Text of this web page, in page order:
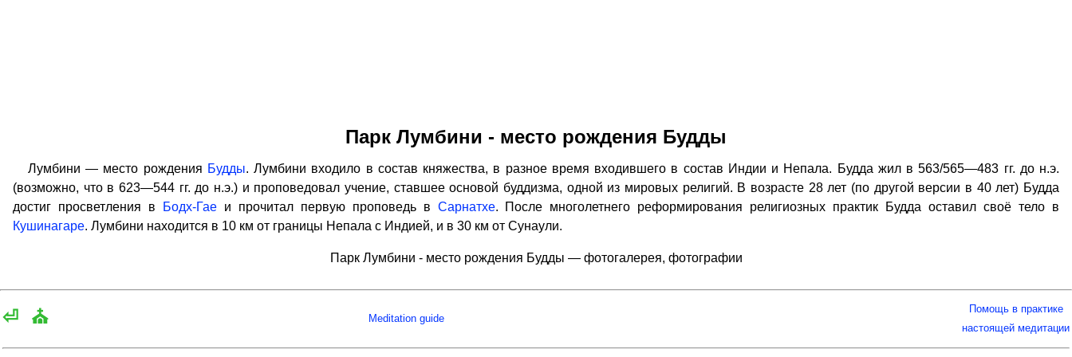
Парк Лумбини - место рождения Будды
Лумбини — место рождения Будды. Лумбини входило в состав княжества, в разное время входившего в состав Индии и Непала. Будда жил в 563/565—483 гг. до н.э.
(возможно, что в 623—544 гг. до н.э.) и проповедовал учение, ставшее основой буддизма, одной из мировых религий. В возрасте 28 лет (по другой версии в 40 лет) Будда
достиг просветления в
Бодх-Гаеи прочитал первую проповедь в Сарнатхе. После многолетнего реформирования религиозных практик Будда оставил своё тело в
Кушинагаре. Лумбини находится в 10 км от границы Непала с Индией, и в 30 км от Сунаули.
Парк Лумбини - место рождения Будды — фотогалерея, фотографии
⏎ ⛪ Meditation guide
Помощь в практике
настоящей медитации